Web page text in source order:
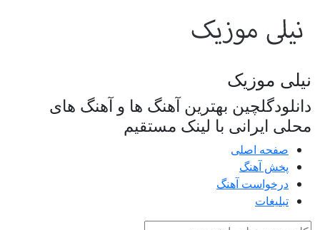
نیلی موزیک
دانلودگلچین بهترین آهنگ ها و آهنگ های
محلی ایرانی با لینک مستقیم
صفحه اصلی
پخش آهنگ
درخواست آهنگ
تبلیغات